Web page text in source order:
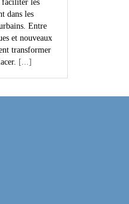
faciliter les
dans les
Entre
et nouveaux
transformer
[...]